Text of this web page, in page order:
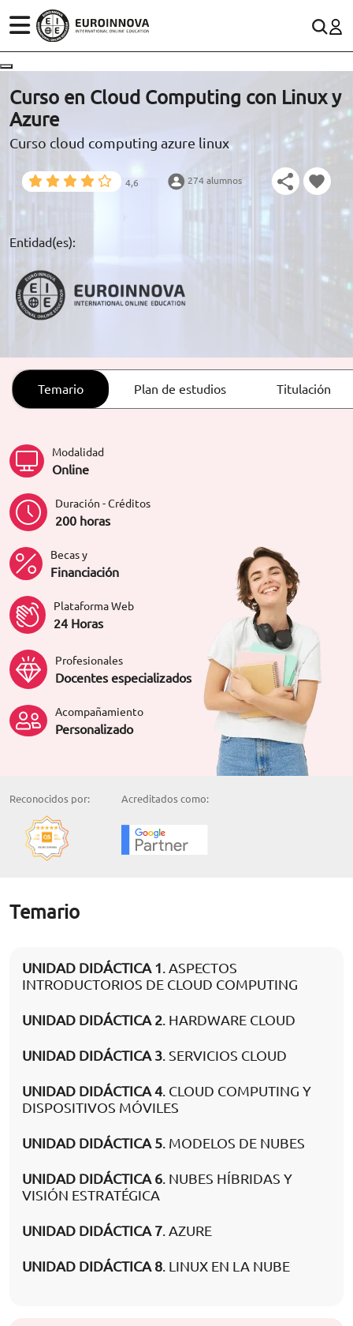
ÁREAS
ESTUDIOS
CONOCE EUROINNOVA
RECURSOS EDUCATIVOS
ARTÍCULOS
(+34)958 050 200
900 831 200
formacion@euroinnova.com
TRABAJA CON NOSOTROS
Curso en Cloud Computing con Linux y
Azure
Curso cloud computing azure linux
4,6 274 alumnos
Entidad(es):
Temario Plan de estudios Titulación
Modalidad
Online
Duración - Créditos
200 horas
Becas y
Financiación
Plataforma Web
24 Horas
Profesionales
Docentes especializados
Acompañamiento
Personalizado
Reconocidos por: Acreditados como:
Temario
UNIDAD DIDÁCTICA 1. ASPECTOS
INTRODUCTORIOS DE CLOUD COMPUTING
UNIDAD DIDÁCTICA 2. HARDWARE CLOUD
UNIDAD DIDÁCTICA 3. SERVICIOS CLOUD
UNIDAD DIDÁCTICA 4. CLOUD COMPUTING Y
DISPOSITIVOS MÓVILES
UNIDAD DIDÁCTICA 5. MODELOS DE NUBES
UNIDAD DIDÁCTICA 6. NUBES HÍBRIDAS Y
VISIÓN ESTRATÉGICA
UNIDAD DIDÁCTICA 7. AZURE
UNIDAD DIDÁCTICA 8. LINUX EN LA NUBE